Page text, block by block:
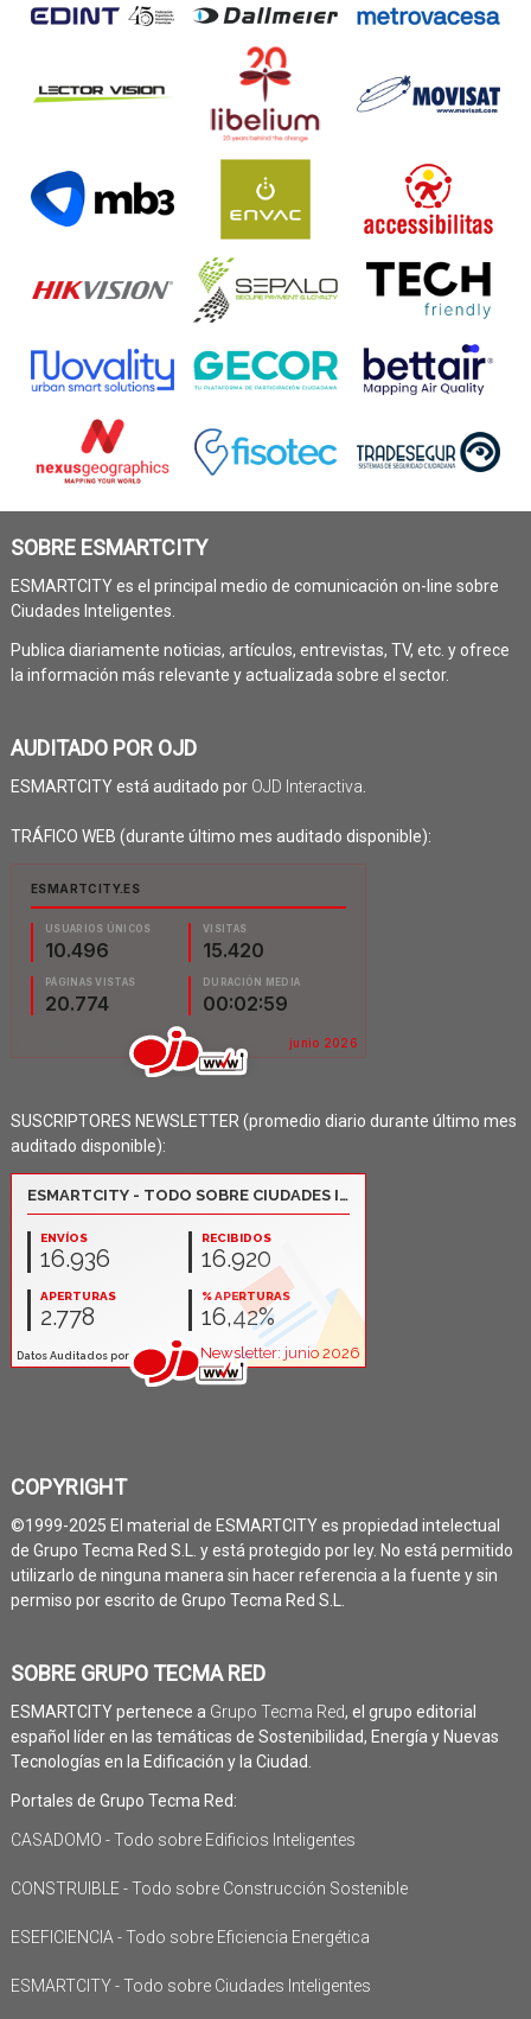
SOBRE ESMARTCITY
ESMARTCITY es el principal medio de comunicación on-line sobre
Ciudades Inteligentes.
Publica diariamente noticias, artículos, entrevistas, TV, etc. y ofrece
la información más relevante y actualizada sobre el sector.
AUDITADO POR OJD
ESMARTCITY está auditado por OJD Interactiva
TRÁFICO WEB (durante último mes auditado disponible):
SUSCRIPTORES NEWSLETTER (promedio diario durante último mes
auditado disponible):
COPYRIGHT
©1999-2025 El material de ESMARTCITY es propiedad intelectual
de Grupo Tecma Red S.L. y está protegido por ley. No está permitido
utilizarlo de ninguna manera sin hacer referencia a la fuente y sin
permiso por escrito de Grupo Tecma Red S.L.
SOBRE GRUPO TECMA RED
ESMARTCITY pertenece a Grupo Tecma Red, el grupo editorial
español líder en las temáticas de Sostenibilidad, Energía y Nuevas
Tecnologías en la Edificación y la Ciudad.
Portales de Grupo Tecma Red:
CASADOMO - Todo sobre Edificios Inteligentes
CONSTRUIBLE - Todo sobre Construcción Sostenible
ESEFICIENCIA - Todo sobre Eficiencia Energética
ESMARTCITY - Todo sobre Ciudades Inteligentes